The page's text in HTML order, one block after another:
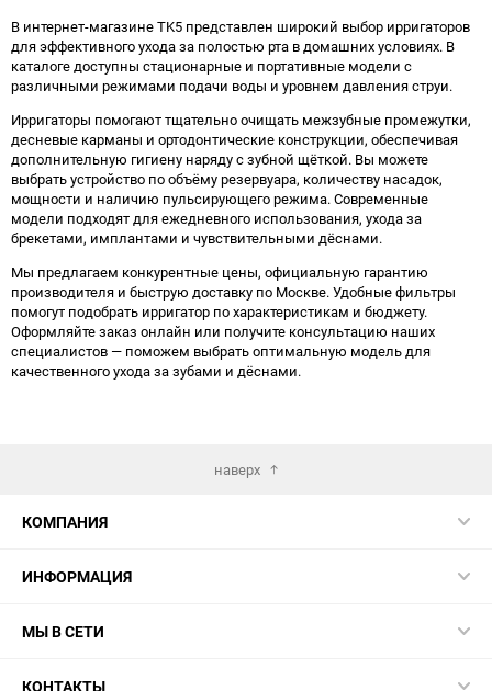
В интернет-магазине TK5 представлен широкий выбор ирригаторов
для эффективного ухода за полостью рта в домашних условиях. В
каталоге доступны стационарные и портативные модели с
различными режимами подачи воды и уровнем давления струи.
Ирригаторы помогают тщательно очищать межзубные промежутки,
десневые карманы и ортодонтические конструкции, обеспечивая
дополнительную гигиену наряду с зубной щёткой. Вы можете
выбрать устройство по объёму резервуара, количеству насадок,
мощности и наличию пульсирующего режима. Современные
модели подходят для ежедневного использования, ухода за
брекетами, имплантами и чувствительными дёснами.
Мы предлагаем конкурентные цены, официальную гарантию
производителя и быструю доставку по Москве. Удобные фильтры
помогут подобрать ирригатор по характеристикам и бюджету.
Оформляйте заказ онлайн или получите консультацию наших
специалистов — поможем выбрать оптимальную модель для
качественного ухода за зубами и дёснами.
наверх
КОМПАНИЯ
ИНФОРМАЦИЯ
МЫ В СЕТИ
КОНТАКТЫ